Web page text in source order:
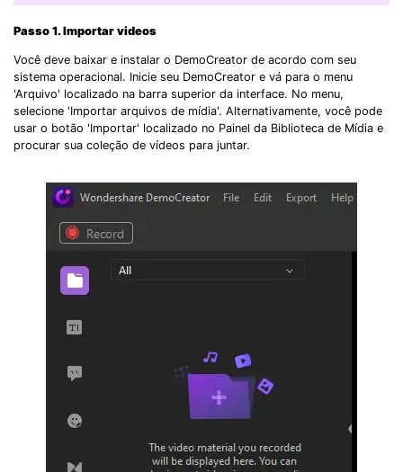
Passo 1. Importar videos
Você deve baixar e instalar o DemoCreator de acordo com seu
sistema operacional. Inicie seu DemoCreator e vá para o menu
'Arquivo' localizado na barra superior da interface. No menu,
selecione 'Importar arquivos de mídia'. Alternativamente, você pode
usar o botão 'Importar' localizado no Painel da Biblioteca de Mídia e
procurar sua coleção de vídeos para juntar.